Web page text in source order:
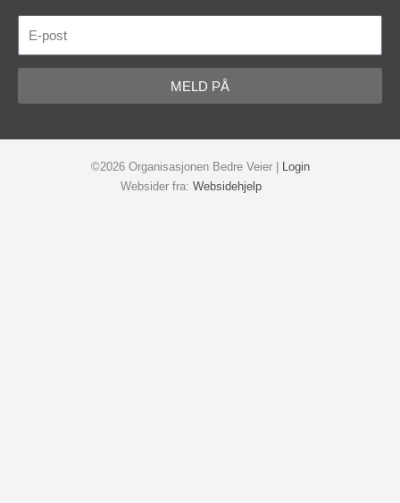
post
MELD PÅ
©2026 Organisasjonen Bedre Veier |
Login
Websider fra: Websidehjelp